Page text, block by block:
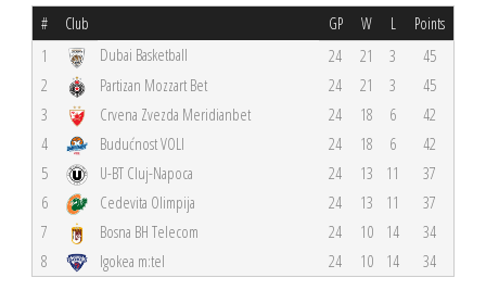
# Club GP W L Points
1 Dubai Basketball 24 21 3
45
2
Partizan Mozzart Bet 24 21 3
45
3
Crvena Zvezda Meridianbet 24 18 6
42
4
Budućnost VOLI 24 18 6
42
5
U-BT Cluj-Napoca 24 13 11
37
6
Cedevita Olimpija 24 13 11
37
7
Bosna BH Telecom 24 10 14
34
8
Igokea m:tel 24 10 14 34